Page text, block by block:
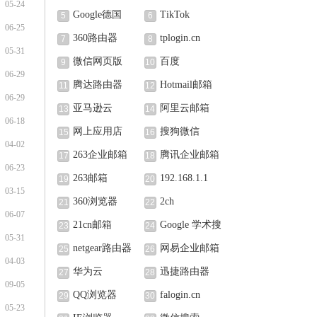
05-24
06-25
05-31
06-29
06-29
06-18
04-02
06-23
03-15
06-07
05-31
04-03
09-05
05-23
5 Google德国 6 TikTok
7 360路由器 8 tplogin.cn
9 微信网页版 10 百度
11 腾达路由器 12 Hotmail邮箱
13 亚马逊云 14 阿里云邮箱
15 网上应用店 16 搜狗微信
17 263企业邮箱 18 腾讯企业邮箱
19 263邮箱 20 192.168.1.1
21 360浏览器 22 2ch
23 21cn邮箱 24 Google 学术搜
索
25 netgear路由器 26 网易企业邮箱
27 华为云 28 迅捷路由器
29 QQ浏览器 30 falogin.cn